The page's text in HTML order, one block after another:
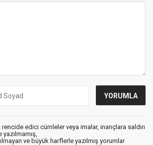
edici cümleler veya imalar, inançlara saldırı
ve büyük harflerle yazılmış yorumlar